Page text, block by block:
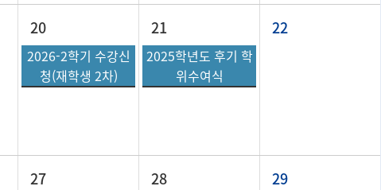
20 21 22
2026-2학기 수강신
청(재학생 2차)
2025학년도 후기 학
위수여식
27 28 29